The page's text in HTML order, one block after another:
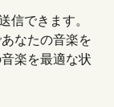
信できます。
なたの音楽を
楽を最適な状